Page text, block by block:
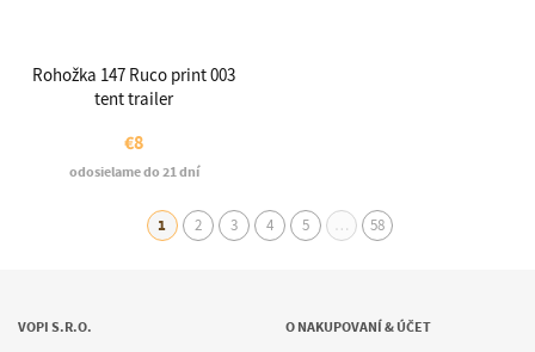
Rohožka 147 Ruco print 003
tent trailer
€8
odosielame do 21 dní
1 2 3 4 5 … 58
VOPI S.R.O.
O NAKUPOVANÍ & ÚČET